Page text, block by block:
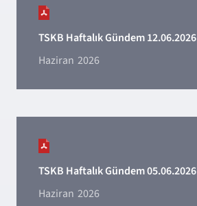
TSKB Haftalık Gündem 12.06.2026
Haziran 2026
TSKB Haftalık Gündem 05.06.2026
Haziran 2026